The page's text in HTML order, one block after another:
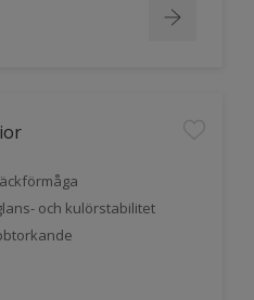
och kulörstabilitet